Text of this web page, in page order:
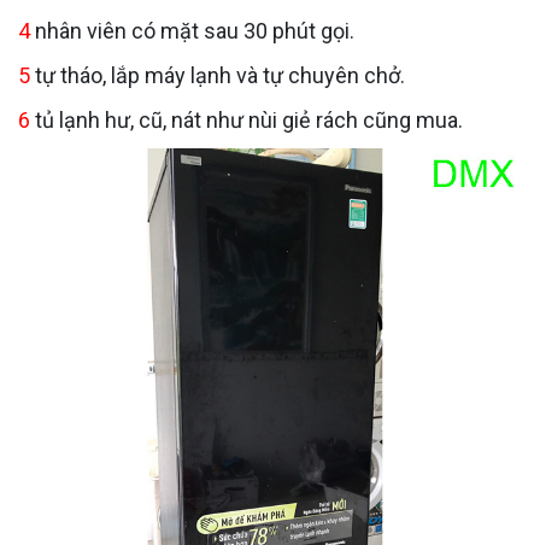
4nhân viên có mặt sau 30 phút gọi.
5tự tháo, lắp máy lạnh và tự chuyên chở.
6 tủ lạnh hư, cũ, nát như nùi giẻ rách cũng mua.